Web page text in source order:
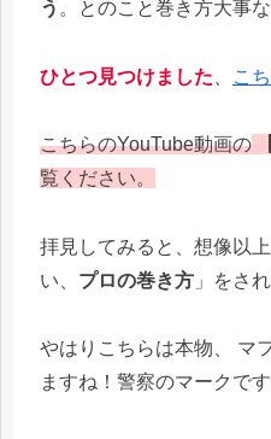
う 。とのこと巻き方大事な
ひとつ見つけました こ
こちらのYouTube動画の
覧ください。
拝見してみると、想像以
い、 プロの巻き方 」をさ
やはりこちらは本物、 マ
ますね！警察のマークで